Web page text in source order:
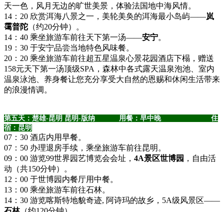
天一色，风月无边的旷世美景，体验法国地中海风情。
14：20 欣赏洱海八景之一，美轮美奂的洱海最小岛屿——岚
霭普陀 （约20分钟）。
14：40 乘坐旅游车前往天下第一汤——安宁。
19：30 于安宁品尝当地特色风味餐。
20：20 乘坐旅游车前往超五星温泉心景花园酒店下榻，赠送
158元天下第一汤顶级SPA，森林中各式露天温泉泡池、室内
温泉泳池、养身餐让您充分享受大自然的恩赐和休闲生活带来
的浪漫情调。
第五天：楚雄-昆明 昆明-版纳 用餐：早中晚 住
宿：昆明
07：30 酒店内用早餐。
07：50 办理退房手续，乘坐旅游车前往昆明。
09：00 游览99世界园艺博览会会址， 4A景区世博园 ，自由活
动（共150分钟）。
12：00 于世博园内餐厅用中餐。
13：00 乘坐旅游车前往石林。
14：30 游览喀斯特地貌奇迹, 阿诗玛的故乡，5A级风景区——